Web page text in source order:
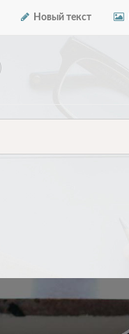
Новый текст